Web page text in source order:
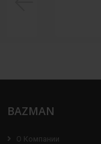
BAZMAN
О Компании